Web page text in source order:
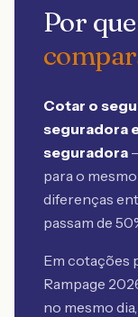
Por
Cotar o
seguradora
seguradora
para o
diferenças
passam de
Em cotações
Rampage
no mesmo